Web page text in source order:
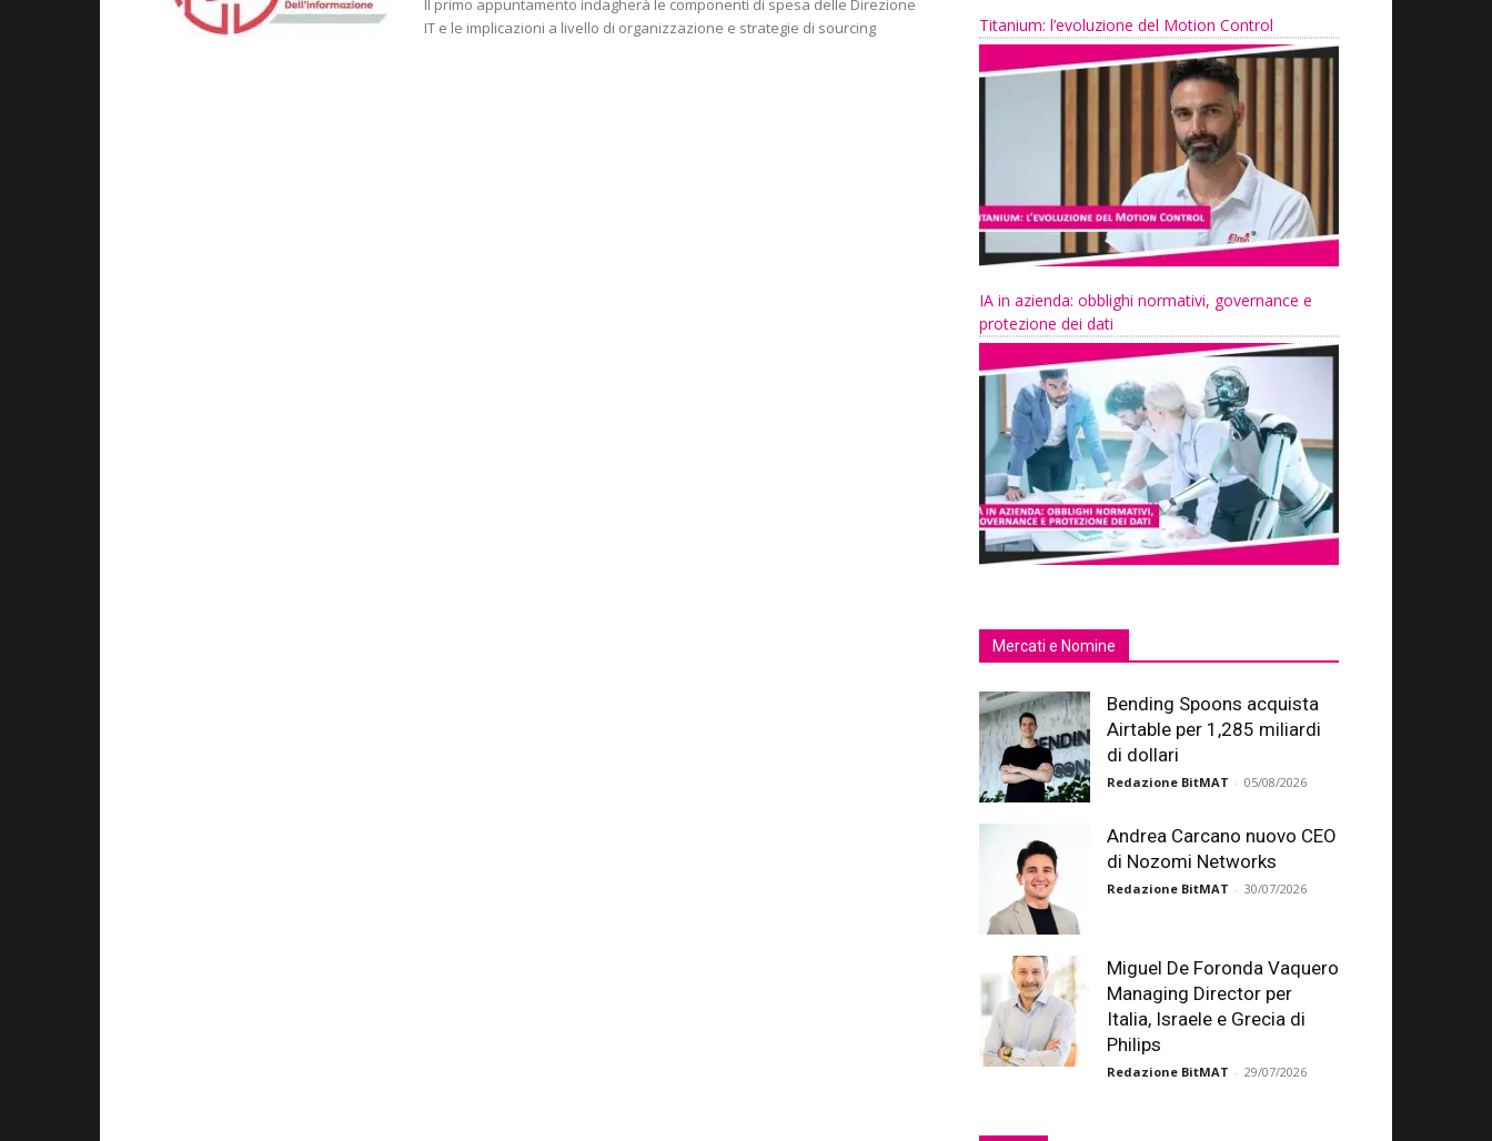
Il primo appuntamento indagherà le componenti di spesa delle Direzione
IT e le implicazioni a livello di organizzazione e strategie di sourcing
Titanium: l’evoluzione del Motion Control
IA in azienda: obblighi normativi, governance e
protezione dei dati
Mercati e Nomine
Bending Spoons acquista
Airtable per 1,285 miliardi
di dollari
Redazione BitMAT - 05/08/2026
Andrea Carcano nuovo CEO
di Nozomi Networks
Redazione BitMAT - 30/07/2026
Miguel De Foronda Vaquero
Managing Director per
Italia, Israele e Grecia di
Philips
Redazione BitMAT - 29/07/2026